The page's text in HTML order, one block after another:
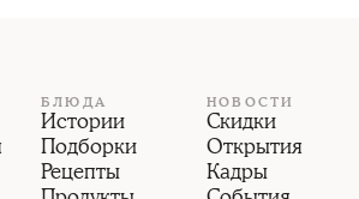
БЛЮДА
Истории
Подборки
Рецепты
НОВОСТИ
Скидки
Открытия
Кадры